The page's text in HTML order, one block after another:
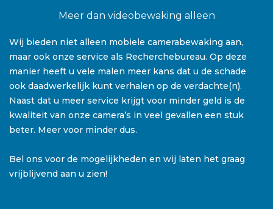
Meer dan videobewaking alleen
Wij bieden niet alleen mobiele camerabewaking aan,
maar ook onze service als Recherchebureau. Op deze
manier heeft u vele malen meer kans dat u de schade
ook daadwerkelijk kunt verhalen op de verdachte(n).
Naast dat u meer service krijgt voor minder geld is de
kwaliteit van onze camera’s in veel gevallen een stuk
beter. Meer voor minder dus.
Bel ons voor de mogelijkheden en wij laten het graag
vrijblijvend aan u zien!